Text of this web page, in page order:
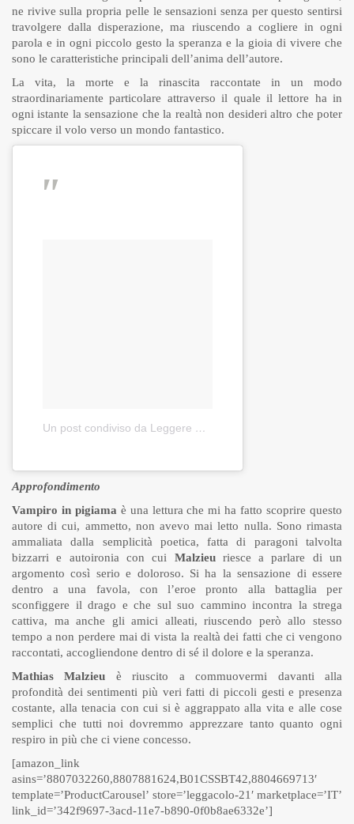
ne rivive sulla propria pelle le sensazioni senza per questo sentirsi
travolgere dalla disperazione, ma riuscendo a cogliere in ogni
parola e in ogni piccolo gesto la speranza e la gioia di vivere che
sono le caratteristiche principali dell’anima dell’autore.
La vita, la morte e la rinascita raccontate in un modo
straordinariamente particolare attraverso il quale il lettore ha in
ogni istante la sensazione che la realtà non desideri altro che poter
spiccare il volo verso un mondo fantastico.
Un post condiviso da Leggere a Colori (@leggereacolori)
Approfondimento
Vampiro in pigiama è una lettura che mi ha fatto scoprire questo
autore di cui, ammetto, non avevo mai letto nulla. Sono rimasta
ammaliata dalla semplicità poetica, fatta di paragoni talvolta
bizzarri e autoironia con cui Malzieuriesce a parlare di un
argomento così serio e doloroso. Si ha la sensazione di essere
dentro a una favola, con l’eroe pronto alla battaglia per
sconfiggere il drago e che sul suo cammino incontra la strega
cattiva, ma anche gli amici alleati, riuscendo però allo stesso
tempo a non perdere mai di vista la realtà dei fatti che ci vengono
raccontati, accogliendone dentro di sé il dolore e la speranza.
Mathias Malzieu è riuscito a commuovermi davanti alla
profondità dei sentimenti più veri fatti di piccoli gesti e presenza
costante, alla tenacia con cui si è aggrappato alla vita e alle cose
semplici che tutti noi dovremmo apprezzare tanto quanto ogni
respiro in più che ci viene concesso.
[amazon_link
asins=’8807032260,8807881624,B01CSSBT42,8804669713′
template=’ProductCarousel’ store=’leggacolo-21′ marketplace=’IT’
link_id=’342f9697-3acd-11e7-b890-0f0b8ae6332e’]